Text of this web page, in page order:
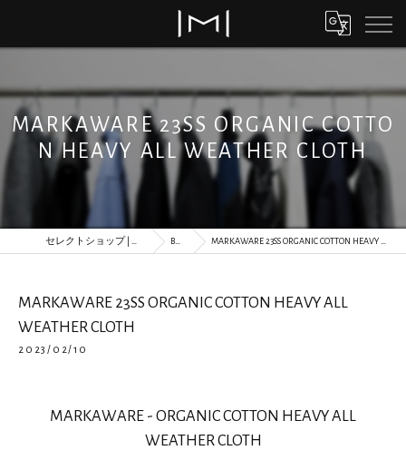
MARKAWARE 23SS ORGANIC COTTO
N HEAVY ALL WEATHER CLOTH
セレクトショップ | 通販 | MORLS BLOG MARKAWARE 23SS ORGANIC COTTON HEAVY ALL WEATHER CLOTH
MARKAWARE 23SS ORGANIC COTTON HEAVY ALL
WEATHER CLOTH
2023/02/10
MARKAWARE - ORGANIC COTTON HEAVY ALL
WEATHER CLOTH